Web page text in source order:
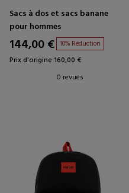
Sacs à dos et sacs banane
pour hommes
144,00 € 10% Réduction
Prix d'origine 160,00 €
0 revues